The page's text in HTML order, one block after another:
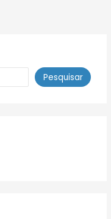
Pesquisar